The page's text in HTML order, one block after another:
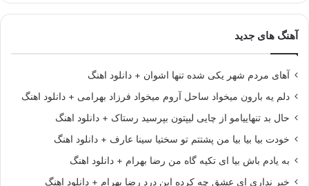
آهنگ های جدید
آهای مردم شهر یکی شده تنها اشوان + دانلود اهنگ
دلم یه بارون میخواد ساحل آروم میخواد فرزاد بهرامی + دانلود اهنگ
حال بد تنهاییامو از چایی لیپتون بپرسید رستاک + دانلود اهنگ
خودت بیا بیا بیا من پشتتم تو سختیا سینا عارف + دانلود اهنگ
به یادم باش بیا ای تکیه گاه من رضا بهرام + دانلود اهنگ
خبر نداری ای عشق چه کرده این درد رضا بهرام + دانلود اهنگ